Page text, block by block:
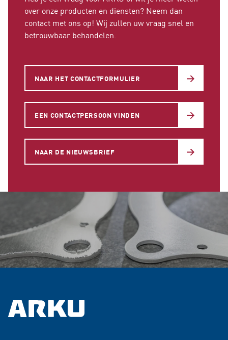
over onze producten en diensten? Neem dan
contact met ons op! Wij zullen uw vraag snel en
betrouwbaar behandelen.
NAAR HET CONTACTFORMULIER
EEN CONTACTPERSOON VINDEN
NAAR DE NIEUWSBRIEF